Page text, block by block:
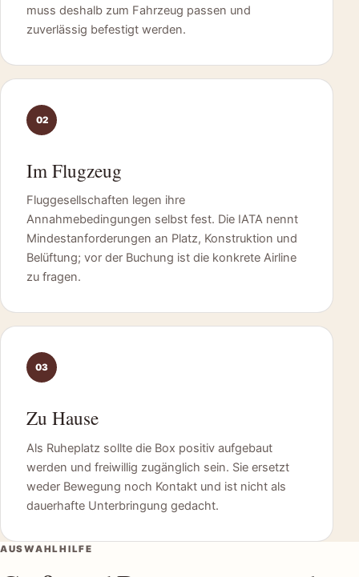
muss deshalb zum Fahrzeug passen und
zuverlässig befestigt werden.
02
Im Flugzeug
Fluggesellschaften legen ihre
Annahmebedingungen selbst fest. Die IATA nennt
Mindestanforderungen an Platz, Konstruktion und
Belüftung; vor der Buchung ist die konkrete Airline
zu fragen.
03
Zu Hause
Als Ruheplatz sollte die Box positiv aufgebaut
werden und freiwillig zugänglich sein. Sie ersetzt
weder Bewegung noch Kontakt und ist nicht als
dauerhafte Unterbringung gedacht.
AUSWAHLHILFE